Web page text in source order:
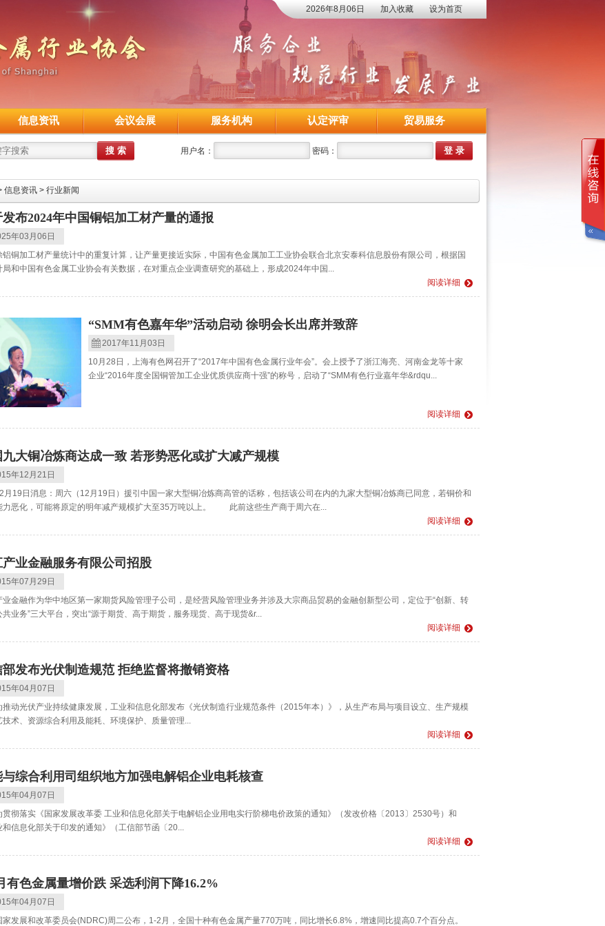
2026年8月06日 加入收藏 设为首页
信息资讯 会议会展 服务机构 认定评审 贸易服务
用户名： 密码：
信息资讯 > 行业新闻
发布2024年中国铜铝加工材产量的通报
年03月06日
铝铜加工材产量统计中的重复计算，让产量更接近实际，中国有色金属加工工业协会联合北京安泰科信息股份有限公司，根据国
局和中国有色金属工业协会有关数据，在对重点企业调查研究的基础上，形成2024年中国...
阅读详细
“SMM有色嘉年华”活动启动 徐明会长出席并致辞
2017年11月03日
10月28日，上海有色网召开了“2017年中国有色金属行业年会”。会上授予了浙江海亮、河南金龙等十家
企业“2016年度全国铜管加工企业优质供应商十强”的称号，启动了“SMM有色行业嘉年华&rdqu...
阅读详细
九大铜冶炼商达成一致 若形势恶化或扩大减产规模
年12月21日
月19日消息：周六（12月19日）援引中国一家大型铜冶炼商高管的话称，包括该公司在内的九家大型铜冶炼商已同意，若铜价和
力恶化，可能将原定的明年减产规模扩大至35万吨以上。 此前这些生产商于周六在...
阅读详细
产业金融服务有限公司招股
年07月29日
业金融作为华中地区第一家期货风险管理子公司，是经营风险管理业务并涉及大宗商品贸易的金融创新型公司，定位于“创新、转
共业务”三大平台，突出“源于期货、高于期货，服务现货、高于现货&r...
阅读详细
部发布光伏制造规范 拒绝监督将撤销资格
年04月07日
光伏产业持续健康发展，工业和信息化部发布《光伏制造行业规范条件（2015年本）》，从生产布局与项目设立、生产规模
技术、资源综合利用及能耗、环境保护、质量管理...
阅读详细
与综合利用司组织地方加强电解铝企业电耗核查
年04月07日
落实《国家发展改革委 工业和信息化部关于电解铝企业用电实行阶梯电价政策的通知》（发改价格〔2013〕2530号）和
和信息化部关于印发的通知》（工信部节函〔20...
阅读详细
有色金属量增价跌 采选利润下降16.2%
年04月07日
展和改革委员会(NDRC)周二公布，1-2月，全国十种有色金属产量770万吨，同比增长6.8%，增速同比提高0.7个百分点。